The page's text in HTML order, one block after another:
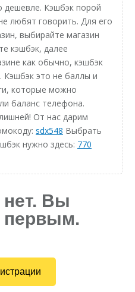
дешевле. Кэшбэк порой
любят говорить. Для его
выбирайте магазин
кэшбэк, далее
как обычно, кэшбэк
Кэшбэк это не баллы и
которые можно
баланс телефона.
От нас дарим
sdx548 Выбрать
нужно здесь: 770
Вы
первым.